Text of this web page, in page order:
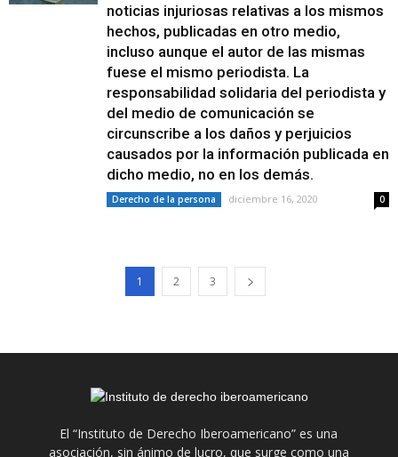
noticias injuriosas relativas a los mismos
hechos, publicadas en otro medio,
incluso aunque el autor de las mismas
fuese el mismo periodista. La
responsabilidad solidaria del periodista y
del medio de comunicación se
circunscribe a los daños y perjuicios
causados por la información publicada en
dicho medio, no en los demás.
Derecho de la persona diciembre 16, 2020 0
1 2 3
El “Instituto de Derecho Iberoamericano” es una
asociación, sin ánimo de lucro, que surge como una